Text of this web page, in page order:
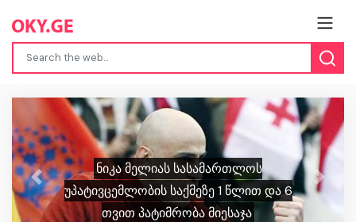
ბრიტანეთმა სანქციები გააფართოვა
რუსული ბანკებისა და „ჩრდილოვანი
ფლოტის“ წინააღმდეგ
Previous Next